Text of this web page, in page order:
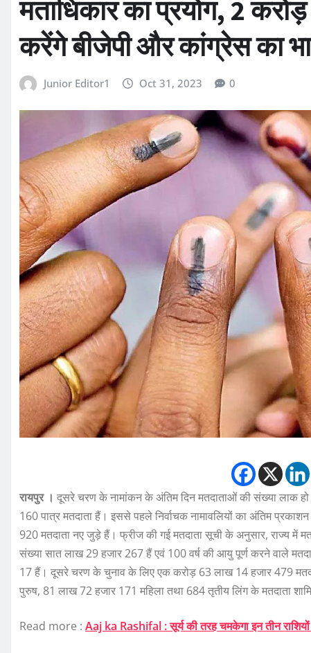
मताधिकार का प्रयोग, 2
करेंगे बीजेपी और कांग्रेस का
Junior Editor1 Oct 31, 2023 0
रायपुर । दूसरे चरण के नामांकन के अंतिम दिन मतदाताओं की संख्या लाक
160 पात्र मतदाता हैं। इससे पहले निर्वाचक नामावलियों का अंतिम
920 मतदाता नए जुड़े हैं। फ्रीज की गई मतदाता सूची के अनुसार, राज्य में
संख्या सात लाख 29 हजार 267 हैं एवं 100 वर्ष की आयु पूर्ण करने वाले
17 हैं। दूसरे चरण के चुनाव के लिए एक करोड़ 63 लाख 14 हजार 479
पुरुष, 81 लाख 72 हजार 171 महिला तथा 684 तृतीय लिंग के मतदाता
Read more : Aaj ka Rashifal : सूर्य की तरह चमकेगा इन तीन राशियों